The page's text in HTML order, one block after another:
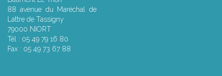
88 avenue du Maréchal de
Lattre de Tassigny
79000 NIORT
Tél : 05 49 79 16 80
Fax : 05 49 73 67 88